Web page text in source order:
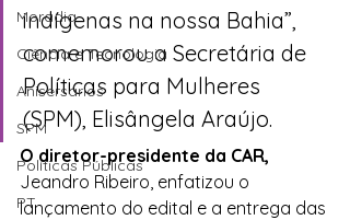
Moradia
Ciência e Tecnologia
Anisersários
SPM
Políticas Públicas
PT
indígenas na nossa Bahia”,
comemorou a Secretária de
Políticas para Mulheres
(SPM), Elisângela Araújo.
O diretor-presidente da CAR,
Jeandro Ribeiro, enfatizou o
lançamento do edital e a entrega das